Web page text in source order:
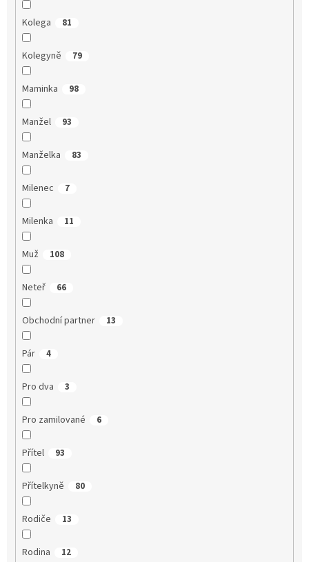
Kolega 81
Kolegyně 79
Maminka 98
Manžel 93
Manželka 83
Milenec 7
Milenka 11
Muž 108
Neteř 66
Obchodní partner 13
Pár 4
Pro dva 3
Pro zamilované 6
Přítel 93
Přítelkyně 80
Rodiče 13
Rodina 12